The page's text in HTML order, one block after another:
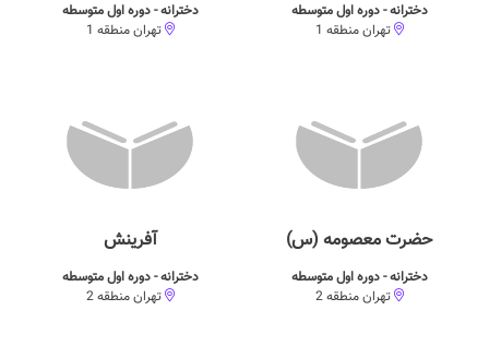
دخترانه - دوره اول متوسطه
تهران منطقه 1
دخترانه - دوره اول متوسطه
تهران منطقه 1
حضرت معصومه (س)
دخترانه - دوره اول متوسطه
تهران منطقه 2
آفرینش
دخترانه - دوره اول متوسطه
تهران منطقه 2